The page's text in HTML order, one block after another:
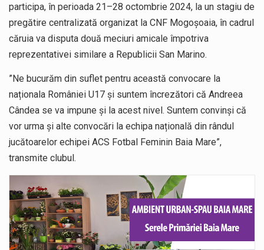
participa, în perioada 21–28 octombrie 2024, la un stagiu de
pregătire centralizată organizat la CNF Mogoșoaia, în cadrul
căruia va disputa două meciuri amicale împotriva
reprezentativei similare a Republicii San Marino.
”Ne bucurăm din suflet pentru această convocare la
naționala României U17 și suntem încrezători că Andreea
Cândea se va impune și la acest nivel. Suntem convinși că
vor urma și alte convocări la echipa națională din rândul
jucătoarelor echipei ACS Fotbal Feminin Baia Mare”,
transmite clubul.